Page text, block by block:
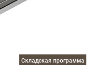
Складская программа